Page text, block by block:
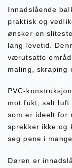
Innadslående
praktisk og
ønsker en
lang levetid.
værutsatte
maling, skraping
PVC-
mot fukt, salt luft
som er ideelt for
sprekker ikke og
seg pene i
Døren er